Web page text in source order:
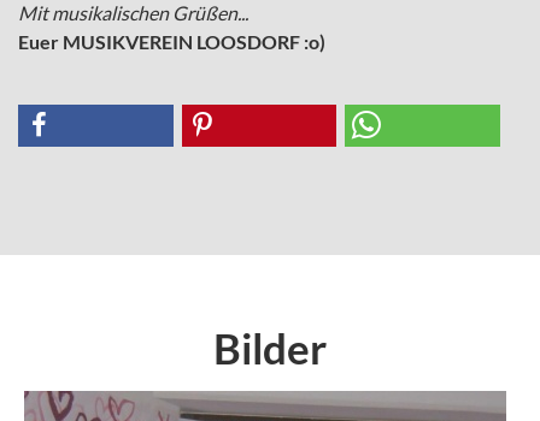
Mit musikalischen Grüßen...
Euer MUSIKVEREIN LOOSDORF :o)
Bilder